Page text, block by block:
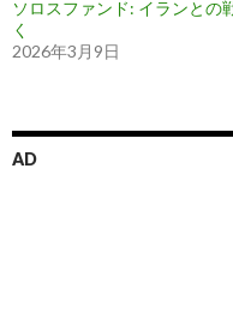
ソロスファンド: イランとの
く
2026年3月9日
AD